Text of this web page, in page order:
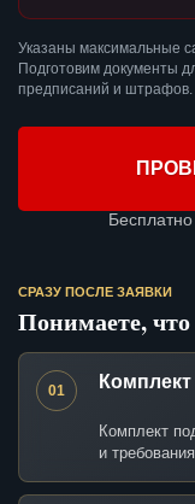
Указаны максимальные
Подготовим документы
предписаний и штрафов.
Бесплатно
СРАЗУ ПОСЛЕ ЗАЯВКИ
Понимаете,
01
Комплект
и